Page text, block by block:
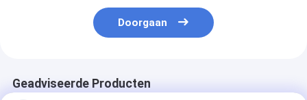
Doorgaan
Geadviseerde Producten